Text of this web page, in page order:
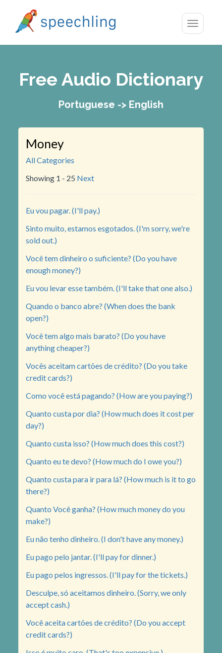
Toggle
Free Audio Dictionary
Portuguese -> English
Money
All Categories
Showing 1 - 25 Next
Eu vou pagar. (I'll pay.)
Sinto muito, estamos esgotados. (I'm sorry, we're
sold out.)
Você tem dinheiro o suficiente? (Do you have
enough money?)
Eu vou levar esse também. (I'll take that one also.)
Quando o banco abre? (When does the bank
open?)
Você tem algo mais barato? (Do you have
anything cheaper?)
Vocês aceitam cartões de crédito? (Do you take
credit cards?)
Como você está pagando? (How are you paying?)
Quanto custa por dia? (How much does it cost per
day?)
Quanto custa isso? (How much does this cost?)
Quanto eu te devo? (How much do I owe you?)
Quanto custa para ir para lá? (How much is it to go
there?)
Quanto Você ganha? (How much money do you
make?)
Eu não tenho dinheiro. (I don't have any money.)
Eu pago pelo jantar. (I'll pay for dinner.)
Eu pago pelos ingressos. (I'll pay for the tickets.)
Desculpe, só aceitamos dinheiro. (Sorry, we only
accept cash.)
Você aceita cartões de crédito? (Do you accept
credit cards?)